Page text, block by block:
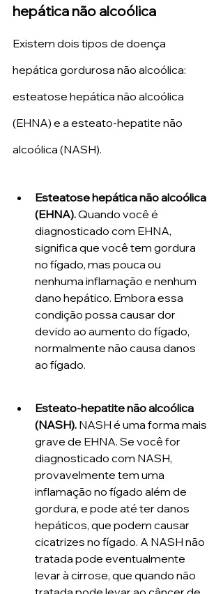
hepática não alcoólica
Existem dois tipos de doença
hepática gordurosa não alcoólica:
esteatose hepática não alcoólica
(EHNA) e a esteato-hepatite não
alcoólica (NASH).
Esteatose hepática não alcoólica
(EHNA). Quando você é
diagnosticado com EHNA,
significa que você tem gordura
no fígado, mas pouca ou
nenhuma inflamação e nenhum
dano hepático. Embora essa
condição possa causar dor
devido ao aumento do fígado,
normalmente não causa danos
ao fígado.
Esteato-hepatite não alcoólica
(NASH). NASH é uma forma mais
grave de EHNA. Se você for
diagnosticado com NASH,
provavelmente tem uma
inflamação no fígado além de
gordura, e pode até ter danos
hepáticos, que podem causar
cicatrizes no fígado. A NASH não
tratada pode eventualmente
levar à cirrose, que quando não